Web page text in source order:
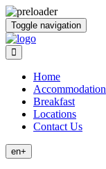
Toggle navigation
Home
Accommodation
Breakfast
Locations
Contact Us
en+